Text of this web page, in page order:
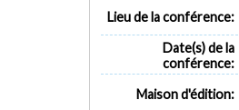
Lieu de la conférence:
Date(s) de la
conférence:
Maison d'édition: